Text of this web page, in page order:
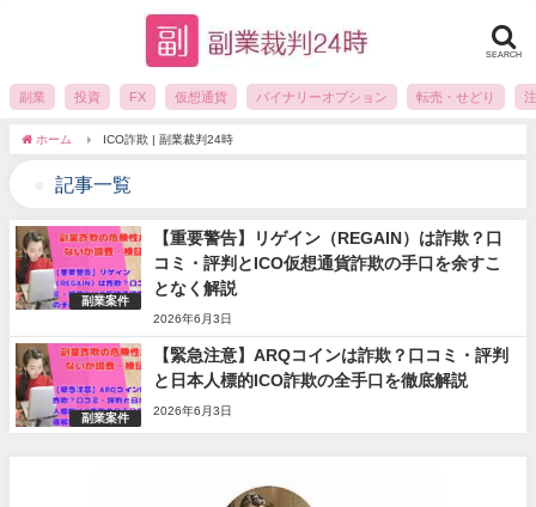
SEARCH
副業 投資 FX 仮想通貨 バイナリーオプション 転売・せどり
ホーム ICO詐欺 | 副業裁判24時
記事一覧
副業案件
【重要警告】リゲイン（REGAIN）は詐欺？口
コミ・評判とICO仮想通貨詐欺の手口を余すこ
となく解説
2026年6月3日
副業案件
【緊急注意】ARQコインは詐欺？口コミ・評判
と日本人標的ICO詐欺の全手口を徹底解説
2026年6月3日